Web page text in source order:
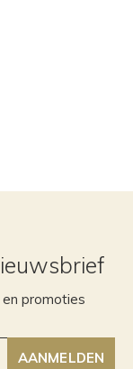
promoties
AANMELDEN